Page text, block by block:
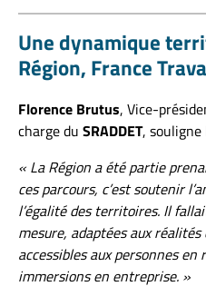
Une dynamique
Région, France
Florence Brutus, Vice-
charge du SRADDET, souligne
« La Région a été partie
ces parcours, c’est soutenir
l’égalité des territoires. Il
mesure, adaptées aux réalités
accessibles aux personnes en
immersions en entreprise. »